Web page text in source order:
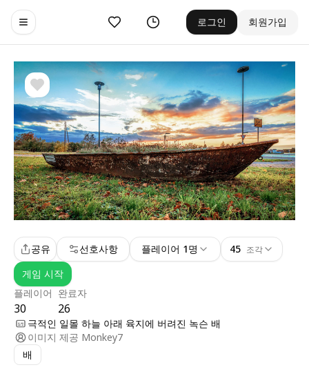
Toggle navigation menu
좋아요 기록 로그인 회원가입
플레이어
30
완료자
26
공유 선호사항 플레이어 1명 45 조각
게임 시작
극적인 일몰 하늘 아래 육지에 버려진 녹슨 배
이미지 제공 Monkey7
배